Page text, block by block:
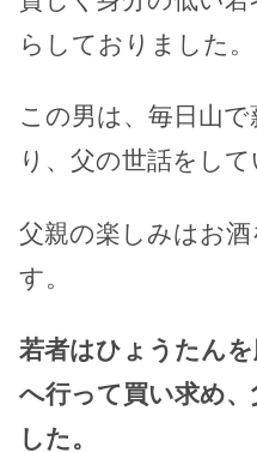
らしておりました。
この男は、毎日山
り、父の世話をして
父親の楽しみはお
す。
若者はひょうたん
へ行って買い求め
した。